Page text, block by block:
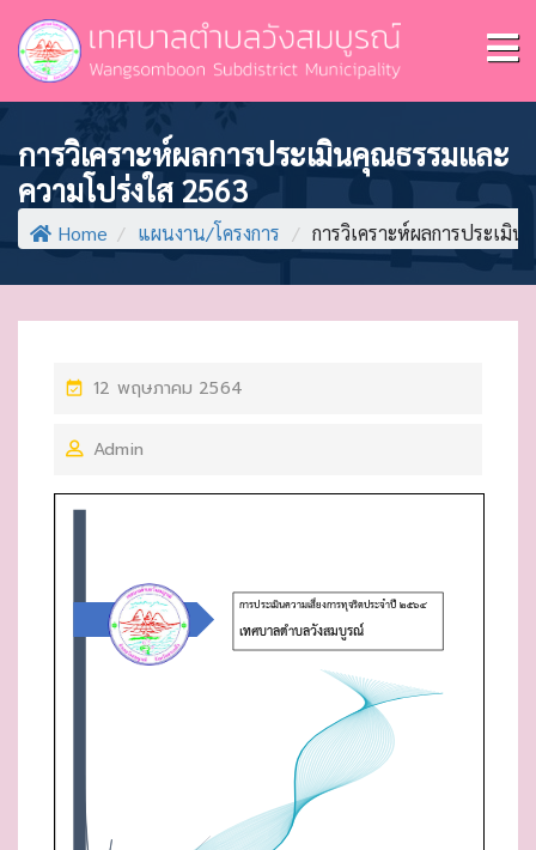
การวิเคราะห์ผลการประเมินคุณธรรมและ
ความโปร่งใส 2563
Home / แผนงาน/โครงการ / การวิเคราะห์ผลการประเมิ
P
S
12 พฤษภาคม 2564
Admin